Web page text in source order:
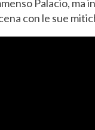
Palacio, ma
con le sue